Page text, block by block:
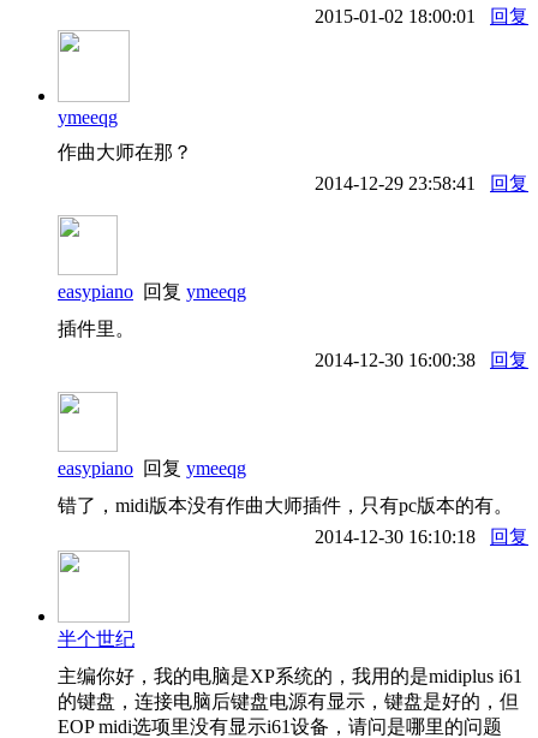
2015-01-02 18:00:01
回复
ymeeqg
作曲大师在那？
2014-12-29 23:58:41
回复
easypiano 回复 ymeeqg
插件里。
2014-12-30 16:00:38
回复
easypiano 回复 ymeeqg
错了，midi版本没有作曲大师插件，只有pc版本的有。
2014-12-30 16:10:18
回复
半个世纪
主编你好，我的电脑是XP系统的，我用的是midiplus i61
的键盘，连接电脑后键盘电源有显示，键盘是好的，但
EOP midi选项里没有显示i61设备，请问是哪里的问题